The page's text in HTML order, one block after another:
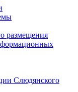
размещения
Слюдянского